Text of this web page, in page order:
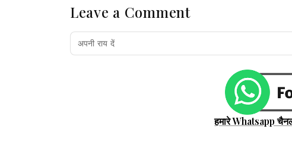
Leave a Comment
हमारे Whatsapp